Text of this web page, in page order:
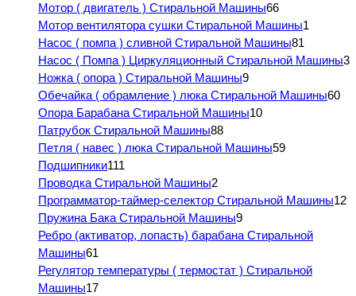
Мотор ( двигатель ) Стиральной Машины66
Мотор вентилятора сушки Стиральной Машины1
Насос ( помпа ) сливной Стиральной Машины81
Насос ( Помпа ) Циркуляционный Стиральной Машины3
Ножка ( опора ) Стиральной Машины9
Обечайка ( обрамление ) люка Стиральной Машины60
Опора Барабана Стиральной Машины10
Патрубок Стиральной Машины88
Петля ( навес ) люка Стиральной Машины59
Подшипники111
Проводка Стиральной Машины2
Программатор-таймер-селектор Стиральной Машины12
Пружина Бака Стиральной Машины9
Ребро (активатор, лопасть) барабана Стиральной
Машины61
Регулятор температуры ( термостат ) Стиральной
Машины17